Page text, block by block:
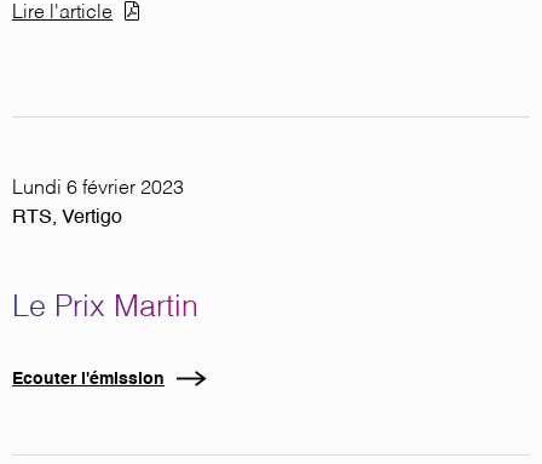
Document
Lire l'article
Lundi 6 février 2023
RTS, Vertigo
Le Prix Martin
Ecouter l'émission